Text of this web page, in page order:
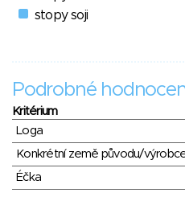
stopy soji
Podrobné
Kritérium
Loga
Konkrétní země původu/
Éčka